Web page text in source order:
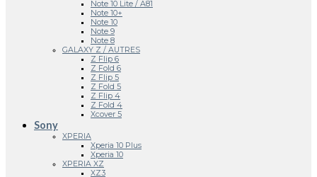
Note 10 Lite / A81
Note 10+
Note 10
Note 9
Note 8
GALAXY Z / AUTRES
Z Flip 6
Z Fold 6
Z Flip 5
Z Fold 5
Z Flip 4
Z Fold 4
Xcover 5
Sony
XPERIA
Xperia 10 Plus
Xperia 10
XPERIA XZ
XZ3